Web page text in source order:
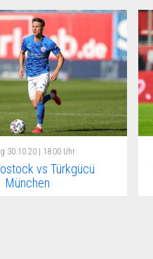
30.10.20 | 18:00 Uhr
vs Türkgücü
München